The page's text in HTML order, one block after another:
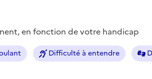
en fonction de votre handicap
Difficulté à entendre